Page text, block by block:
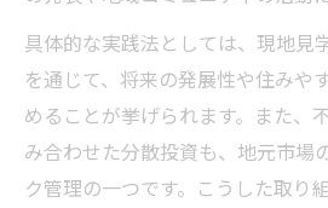
具体的な実践法としては、現地見
を通じて、将来の発展性や住みや
めることが挙げられます。また、
み合わせた分散投資も、地元市場
ク管理の一つです。こうした取り